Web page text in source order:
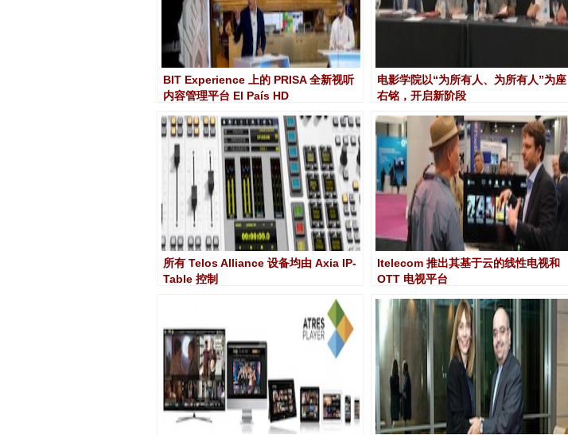
BIT Experience 上的 PRISA 全新视听
内容管理平台 El País HD
电影学院以“为所有人、为所有人”为座
右铭，开启新阶段
所有 Telos Alliance 设备均由 Axia IP-
Table 控制
Itelecom 推出其基于云的线性电视和
OTT 电视平台